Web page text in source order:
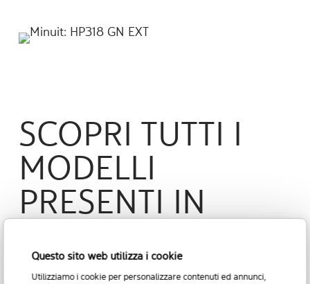
Questo sito web utilizza i cookie
Utilizziamo i cookie per personalizzare contenuti ed annunci,
SCOPRI TUTTI I
MODELLI
PRESENTI IN
COLLEZIONE